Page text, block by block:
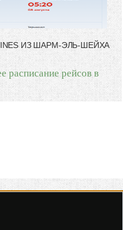
ИЗ ШАРМ-ЭЛЬ-ШЕЙХА
расписание рейсов в